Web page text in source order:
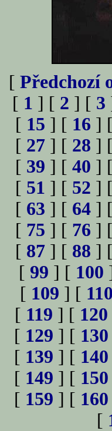
[ Předchozí
[ 1 ] [ 2 ] [ 3
[ 15 ] [ 16 ] [
[ 27 ] [ 28 ] [
[ 39 ] [ 40 ] [
[ 51 ] [ 52 ] [
[ 63 ] [ 64 ] [
[ 75 ] [ 76 ] [
[ 87 ] [ 88 ] [
[ 99 ] [ 100
[ 109 ] [ 110
[ 119 ] [ 120
[ 129 ] [ 130
[ 139 ] [ 140
[ 149 ] [ 150
[ 159 ] [ 160
[